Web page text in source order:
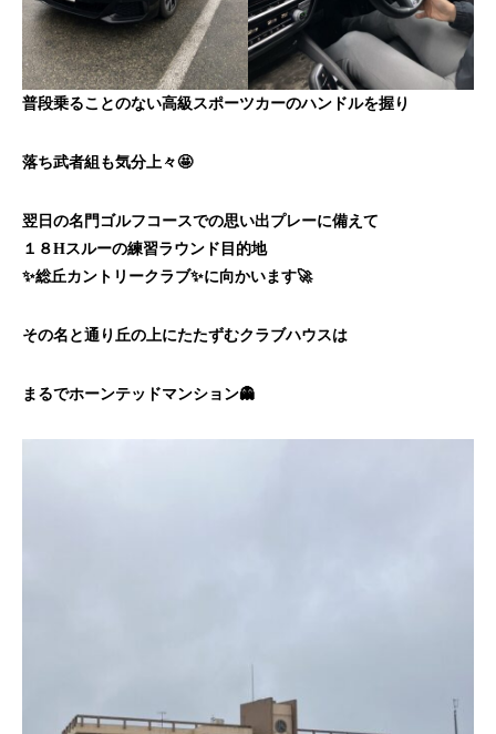
普段乗ることのない高級スポーツカーのハンドルを握り
落ち武者組も気分上々🤩
翌日の名門ゴルフコースでの思い出プレーに備えて
１８Hスルーの練習ラウンド目的地
✨総丘カントリークラブ✨に向かいます🚀
その名と通り丘の上にたたずむクラブハウスは
まるでホーンテッドマンション👻